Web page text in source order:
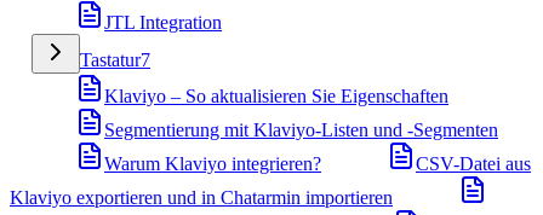
JTL Integration
Tastatur7
Klaviyo – So aktualisieren Sie Eigenschaften
Segmentierung mit Klaviyo-Listen und -Segmenten
Warum Klaviyo integrieren?
CSV-Datei aus
Klaviyo exportieren und in Chatarmin importieren